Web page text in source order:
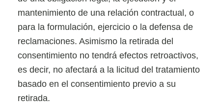
mantenimiento de una relación contractual, o
para la formulación, ejercicio o la defensa de
reclamaciones. Asimismo la retirada del
consentimiento no tendrá efectos retroactivos,
es decir, no afectará a la licitud del tratamiento
basado en el consentimiento previo a su
retirada.